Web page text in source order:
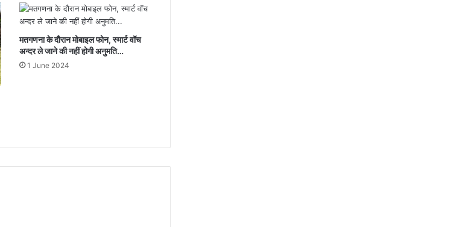
मतगणना के दौरान मोबाइल फोन, स्मार्ट वॉच
अन्दर ले जाने की नहीं होगी अनुमति…
1 June 2024